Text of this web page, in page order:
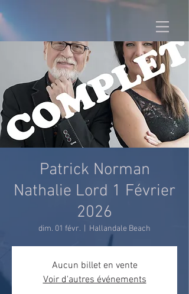
Patrick Norman
Nathalie Lord 1 Février
2026
dim. 01 févr. Hallandale Beach
Aucun billet en vente
Voir d'autres événements